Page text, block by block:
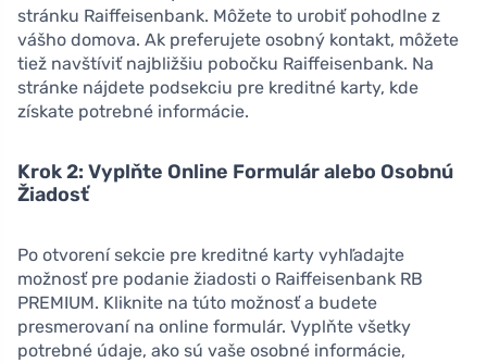
stránku Raiffeisenbank. Môžete to urobiť pohodlne z
vášho domova. Ak preferujete osobný kontakt, môžete
tiež navštíviť najbližšiu pobočku Raiffeisenbank. Na
stránke nájdete podsekciu pre kreditné karty, kde
získate potrebné informácie.
Krok 2: Vyplňte Online Formulár alebo Osobnú
Žiadosť
Po otvorení sekcie pre kreditné karty vyhľadajte
možnosť pre podanie žiadosti o Raiffeisenbank RB
PREMIUM. Kliknite na túto možnosť a budete
presmerovaní na online formulár. Vyplňte všetky
potrebné údaje, ako sú vaše osobné informácie,